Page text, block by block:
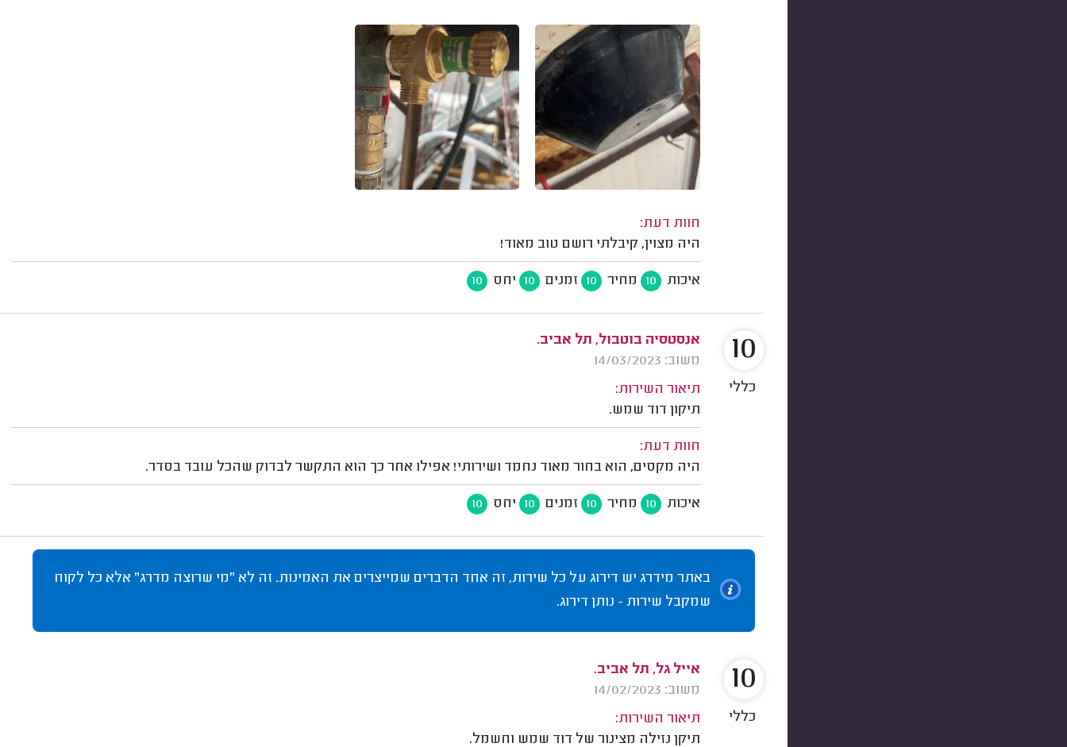
חוות דעת:
היה מצוין, קיבלתי רושם טוב מאוד!
איכות 10 מחיר 10 זמנים 10 יחס 10
אנסטסיה בוטבול, תל אביב.
משוב: 14/03/2023
תיאור השירות:
תיקון דוד שמש.
חוות דעת:
היה מקסים, הוא בחור מאוד נחמד ושירותי! אפילו אחר כך הוא התקשר לבדוק שהכל עובד בסדר.
איכות 10 מחיר 10 זמנים 10 יחס 10
10
כללי
באתר מידרג יש דירוג על כל שירות, זה אחד הדברים שמייצרים את האמינות. זה לא "מי שרוצה מדרג" אלא כל לקוח
שמקבל שירות - נותן דירוג.
אייל גל, תל אביב.
משוב: 14/02/2023
תיאור השירות:
תיקן נזילה מצינור של דוד שמש וחשמל.
10
כללי